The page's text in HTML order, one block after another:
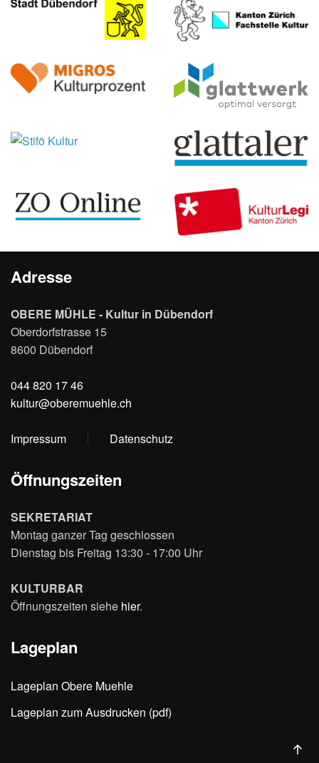
Adresse
OBERE MÜHLE - Kultur in Dübendorf
Oberdorfstrasse 15
8600 Dübendorf
044 820 17 46
kultur@oberemuehle.ch
Impressum Datenschutz
Öffnungszeiten
SEKRETARIAT
Montag ganzer Tag geschlossen
Dienstag bis Freitag 13:30 - 17:00 Uhr
KULTURBAR
Öffnungszeiten siehe hier.
Lageplan
Lageplan Obere Muehle
Lageplan zum Ausdrucken (pdf)